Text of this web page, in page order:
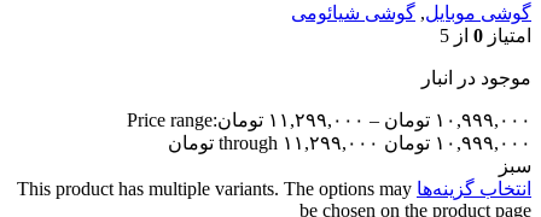
گوشی موبایل, گوشی شیائومی
امتیاز 0 از 5
موجود در انبار
۱۰,۹۹۹,۰۰۰ تومان – ۱۱,۲۹۹,۰۰۰ تومانPrice range:
۱۰,۹۹۹,۰۰۰ تومان through ۱۱,۲۹۹,۰۰۰ تومان
سبز
انتخاب گزینه‌ها This product has multiple variants. The options may
be chosen on the product page